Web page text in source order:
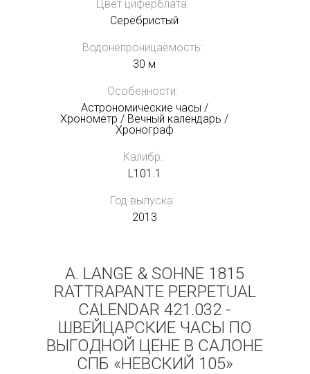
Цвет циферблата:
Серебристый
Водонепроницаемость:
30 м
Особенности:
Астрономические часы /
Хронометр / Вечный календарь /
Хронограф
Калибр:
L101.1
Год выпуска:
2013
A. LANGE & SOHNE 1815
RATTRAPANTE PERPETUAL
CALENDAR 421.032 -
ШВЕЙЦАРСКИЕ ЧАСЫ ПО
ВЫГОДНОЙ ЦЕНЕ В САЛОНЕ
СПБ «НЕВСКИЙ 105»